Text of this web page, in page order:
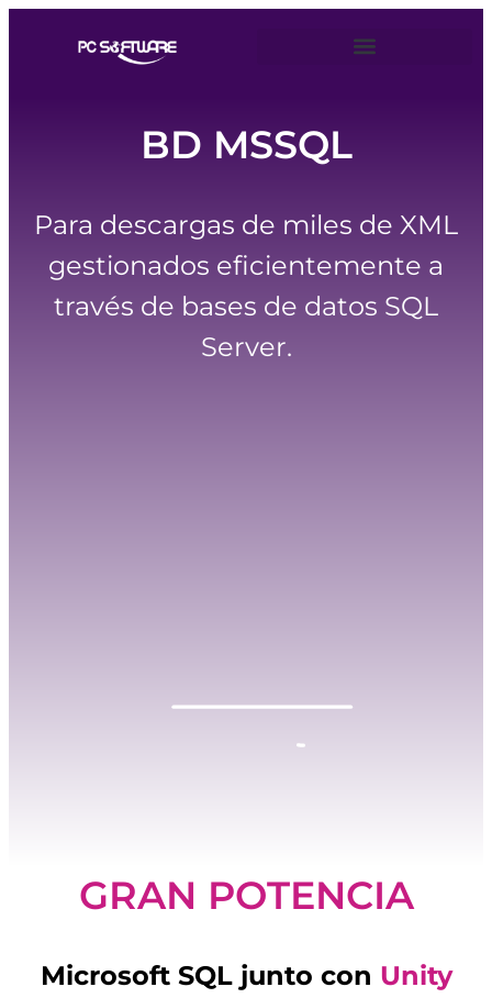
BD MSSQL
Para descargas de miles de XML
gestionados eficientemente a
través de bases de datos SQL
Server.
GRAN POTENCIA
Microsoft SQL junto con Unity